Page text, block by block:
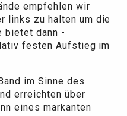
empfehlen wir
links zu halten um die
bietet dann -
festen Aufstieg im
im Sinne des
erreichten über
eines markanten